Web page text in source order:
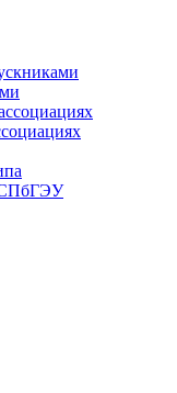
СПбГЭУ